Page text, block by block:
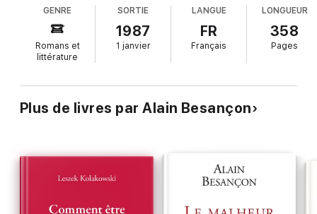
GENRE
Romans et
littérature
SORTIE
1987
1 janvier
LANGUE
FR
Français
LONGUEUR
358
Pages
Plus de livres par Alain Besançon